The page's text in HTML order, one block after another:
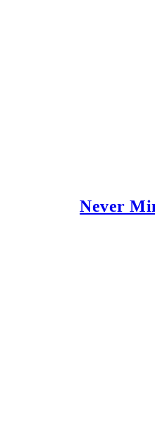
Never